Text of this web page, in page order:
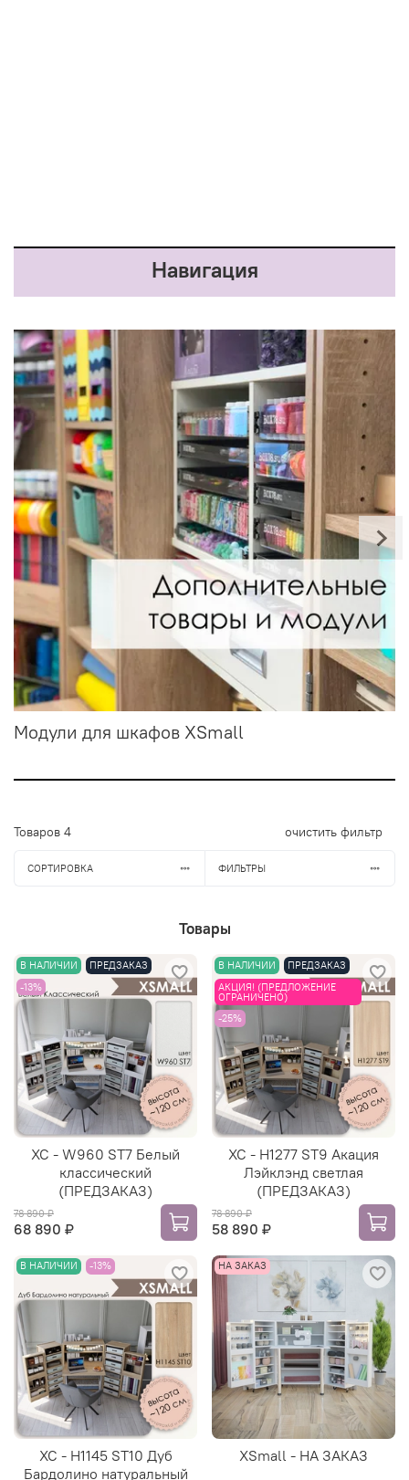
Навигация
Модули для шкафов XSmall
Товаров 4 очистить фильтр
СОРТИРОВКА ФИЛЬТРЫ
Товары
В НАЛИЧИИ
ПРЕДЗАКАЗ
-13%
ХС - W960 ST7 Белый
классический
(ПРЕДЗАКАЗ)
78 890 ₽
68 890 ₽
В НАЛИЧИИ
ПРЕДЗАКАЗ
АКЦИЯ! (ПРЕДЛОЖЕНИЕ
ОГРАНИЧЕНО)
-25%
ХС - H1277 ST9 Акация
Лэйклэнд светлая
(ПРЕДЗАКАЗ)
78 890 ₽
58 890 ₽
В НАЛИЧИИ -13%
ХС - H1145 ST10 Дуб
Бардолино натуральный
НА ЗАКАЗ
XSmall - НА ЗАКАЗ